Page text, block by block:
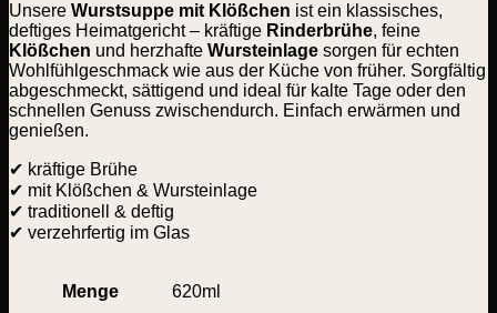
Unsere Wurstsuppe mit Klößchen ist ein klassisches,
deftiges Heimatgericht – kräftige Rinderbrühe, feine
Klößchen und herzhafte Wursteinlage sorgen für echten
Wohlfühlgeschmack wie aus der Küche von früher. Sorgfältig
abgeschmeckt, sättigend und ideal für kalte Tage oder den
schnellen Genuss zwischendurch. Einfach erwärmen und
genießen.
✔ kräftige Brühe
✔ mit Klößchen & Wursteinlage
✔ traditionell & deftig
✔ verzehrfertig im Glas
Menge 620ml